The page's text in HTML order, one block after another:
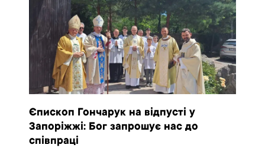
Єпископ Гончарук на відпусті у
Запоріжжі: Бог запрошує нас до
співпраці